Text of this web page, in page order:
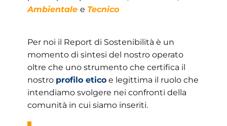
Ambientale e Tecnico
Per noi il Report di Sostenibilità è un
momento di sintesi del nostro operato
oltre che uno strumento che certifica il
nostro profilo etico e legittima il ruolo che
intendiamo svolgere nei confronti della
comunità in cui siamo inseriti.